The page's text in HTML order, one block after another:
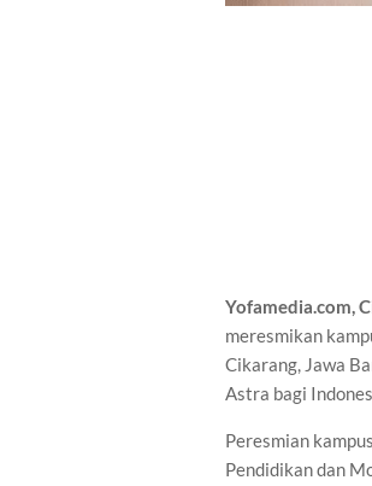
Yofamedia.com,
meresmikan
Cikarang, Jawa
Astra bagi
Peresmian
Pendidikan dan